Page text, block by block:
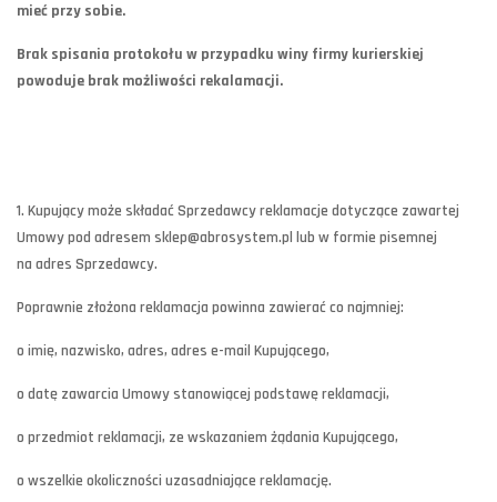
mieć przy sobie.
Brak spisania protokołu w przypadku winy firmy kurierskiej
powoduje brak możliwości rekalamacji.
1. Kupujący może składać Sprzedawcy reklamacje dotyczące zawartej
Umowy pod adresem sklep@abrosystem.pl lub w formie pisemnej
na adres Sprzedawcy.
Poprawnie złożona reklamacja powinna zawierać co najmniej:
o imię, nazwisko, adres, adres e-mail Kupującego,
o datę zawarcia Umowy stanowiącej podstawę reklamacji,
o przedmiot reklamacji, ze wskazaniem żądania Kupującego,
o wszelkie okoliczności uzasadniające reklamację.